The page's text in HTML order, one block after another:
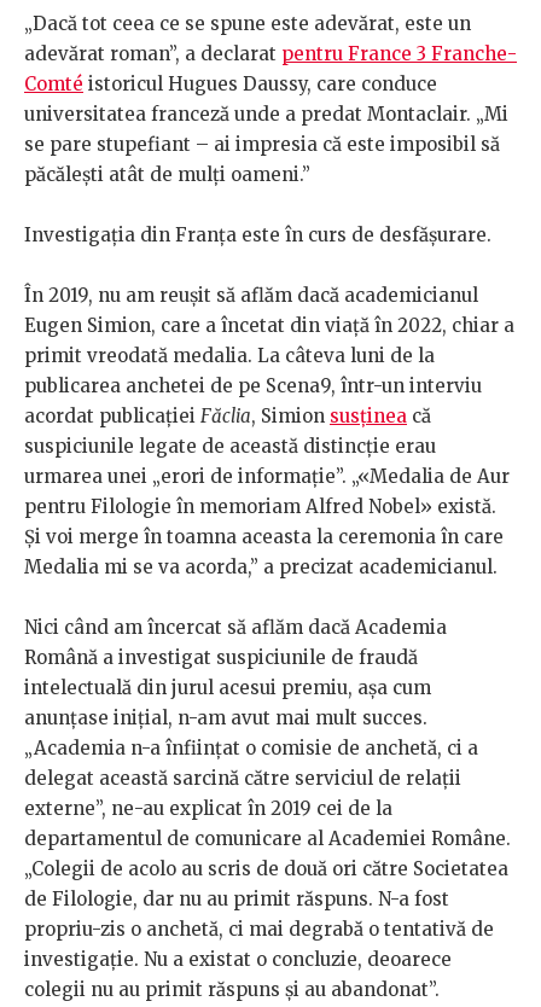
„Dacă tot ceea ce se spune este adevărat, este un
adevărat roman”, a declarat pentru France 3 Franche-
Comté istoricul Hugues Daussy, care conduce
universitatea franceză unde a predat Montaclair. „Mi
se pare stupefiant – ai impresia că este imposibil să
păcălești atât de mulți oameni.”
Investigația din Franța este în curs de desfășurare.
În 2019, nu am reușit să aflăm dacă academicianul
Eugen Simion, care a încetat din viață în 2022, chiar a
primit vreodată medalia. La câteva luni de la
publicarea anchetei de pe Scena9, într-un interviu
acordat publicației Făclia, Simion susținea că
suspiciunile legate de această distincție erau
urmarea unei „erori de informație”. „«Medalia de Aur
pentru Filologie în memoriam Alfred Nobel» există.
Și voi merge în toamna aceasta la ceremonia în care
Medalia mi se va acorda,” a precizat academicianul.
Nici când am încercat să aflăm dacă Academia
Română a investigat suspiciunile de fraudă
intelectuală din jurul acesui premiu, așa cum
anunțase inițial, n-am avut mai mult succes.
„Academia n-a înființat o comisie de anchetă, ci a
delegat această sarcină către serviciul de relații
externe”, ne-au explicat în 2019 cei de la
departamentul de comunicare al Academiei Române.
„Colegii de acolo au scris de două ori către Societatea
de Filologie, dar nu au primit răspuns. N-a fost
propriu-zis o anchetă, ci mai degrabă o tentativă de
investigație. Nu a existat o concluzie, deoarece
colegii nu au primit răspuns și au abandonat”.